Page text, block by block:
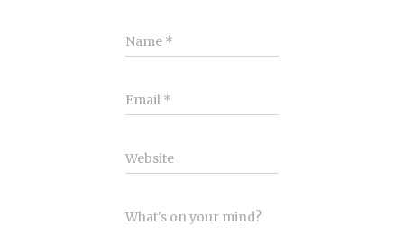
Name *
Email *
Website
What's on your mind?